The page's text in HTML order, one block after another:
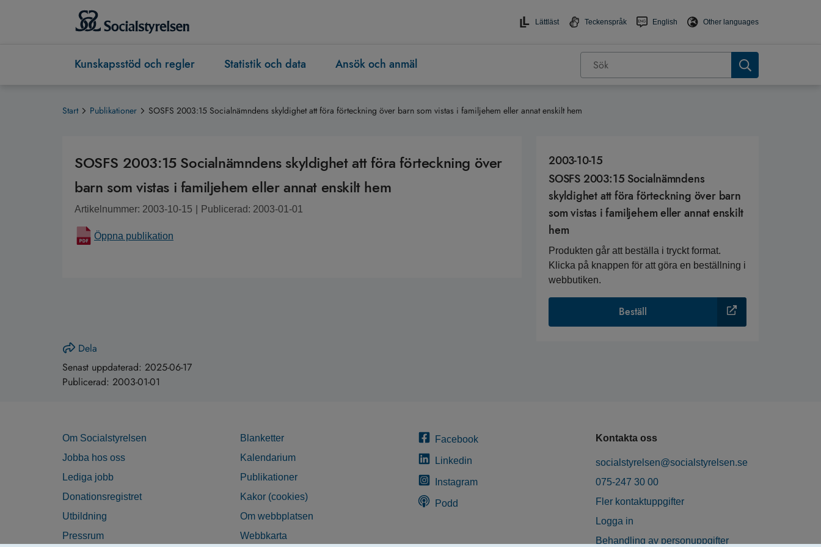
Lättläst Teckenspråk English Other languages
Kunskapsstöd och regler Statistik och data Ansök och anmäl
Start Publikationer SOSFS 2003:15 Socialnämndens skyldighet att föra förteckning över barn som vistas i familjehem eller annat enskilt hem
SOSFS 2003:15 Socialnämndens skyldighet att föra förteckning över
barn som vistas i familjehem eller annat enskilt hem
Artikelnummer: 2003-10-15 Publicerad: 2003-01-01
Öppna publikation
2003-10-15
SOSFS 2003:15 Socialnämndens
skyldighet att föra förteckning över barn
som vistas i familjehem eller annat enskilt
hem
Produkten går att beställa i tryckt format.
Klicka på knappen för att göra en beställning i
webbutiken.
Beställ
Dela
Senast uppdaterad: 2025-06-17
Publicerad: 2003-01-01
Om Socialstyrelsen
Jobba hos oss
Lediga jobb
Donationsregistret
Utbildning
Pressrum
Blanketter
Kalendarium
Publikationer
Kakor (cookies)
Om webbplatsen
Webbkarta
Facebook
Linkedin
Instagram
Podd
Kontakta oss
socialstyrelsen@socialstyrelsen.se
075-247 30 00
Fler kontaktuppgifter
Logga in
Behandling av personuppgifter